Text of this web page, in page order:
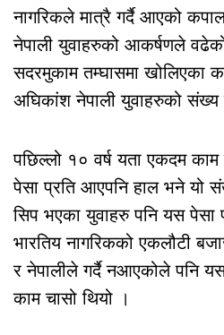
नागरिकले मात्रै गर्दै आएको
नेपाली युवाहरुको आकर्षणले
सदरमुकाम तम्घासमा खोलिएका
अघिकांश नेपाली युवाहरुको संख्य
पछिल्लो १० वर्ष यता एकदम
पेसा प्रति आएपनि हाल भने यो
सिप भएका युवाहरु पनि यस पेसा
भारतिय नागरिकको एकलौटी
र नेपालीले गर्दै नआएकोले पनि
काम चासो थियो ।